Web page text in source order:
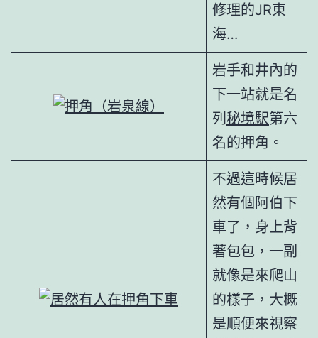
修理的JR東
海…
岩手和井內的
下一站就是名
列 秘境駅第六
名的押角。
不過這時候居
然有個阿伯下
車了，身上背
著包包，一副
就像是來爬山
的樣子，大概
是順便來視察